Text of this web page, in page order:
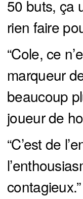
50 buts, ça
rien faire
“Cole, ce
marqueur
beaucoup
joueur de
“C’est de
contagieux.”